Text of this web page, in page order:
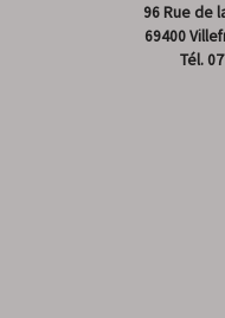
96 Rue de
69400
Tél.